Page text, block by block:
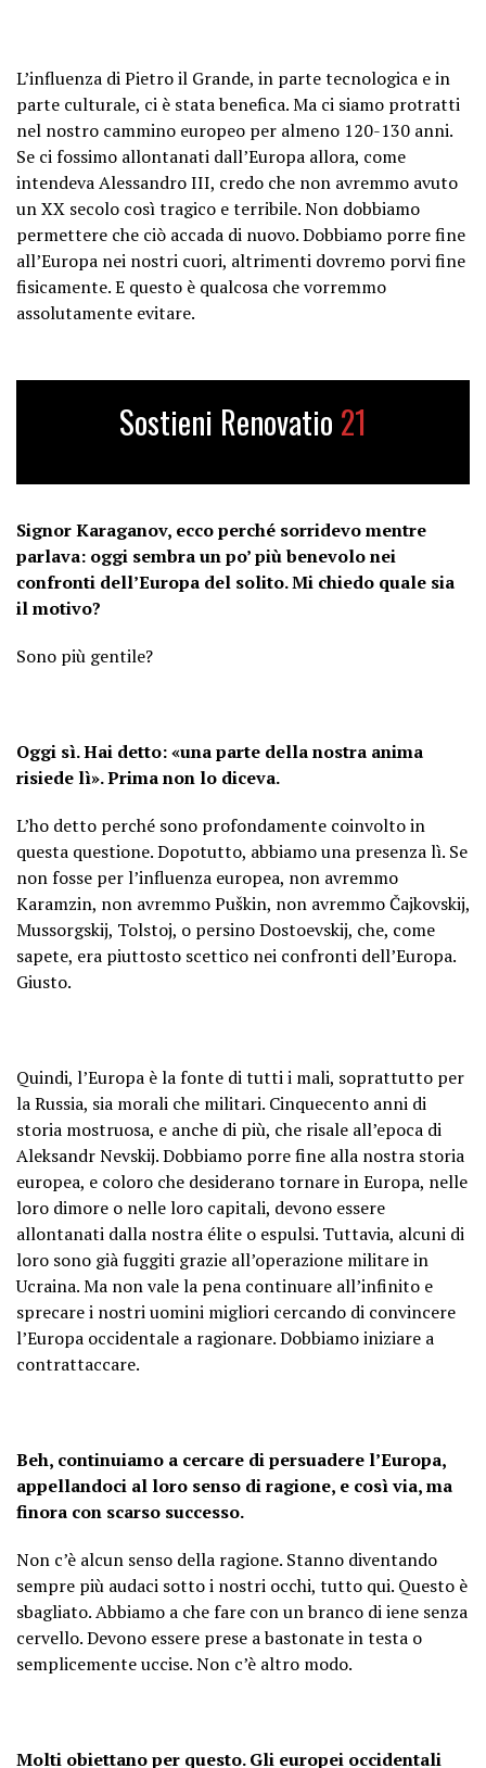
L’influenza di Pietro il Grande, in parte tecnologica e in
parte culturale, ci è stata benefica. Ma ci siamo protratti
nel nostro cammino europeo per almeno 120-130 anni.
Se ci fossimo allontanati dall’Europa allora, come
intendeva Alessandro III, credo che non avremmo avuto
un XX secolo così tragico e terribile. Non dobbiamo
permettere che ciò accada di nuovo. Dobbiamo porre fine
all’Europa nei nostri cuori, altrimenti dovremo porvi fine
fisicamente. E questo è qualcosa che vorremmo
assolutamente evitare.
Sostieni Renovatio 21
Signor Karaganov, ecco perché sorridevo mentre
parlava: oggi sembra un po’ più benevolo nei
confronti dell’Europa del solito. Mi chiedo quale sia
il motivo?
Sono più gentile?
Oggi sì. Hai detto: «una parte della nostra anima
risiede lì». Prima non lo diceva.
L’ho detto perché sono profondamente coinvolto in
questa questione. Dopotutto, abbiamo una presenza lì. Se
non fosse per l’influenza europea, non avremmo
Karamzin, non avremmo Puškin, non avremmo Čajkovskij,
Mussorgskij, Tolstoj, o persino Dostoevskij, che, come
sapete, era piuttosto scettico nei confronti dell’Europa.
Giusto.
Quindi, l’Europa è la fonte di tutti i mali, soprattutto per
la Russia, sia morali che militari. Cinquecento anni di
storia mostruosa, e anche di più, che risale all’epoca di
Aleksandr Nevskij. Dobbiamo porre fine alla nostra storia
europea, e coloro che desiderano tornare in Europa, nelle
loro dimore o nelle loro capitali, devono essere
allontanati dalla nostra élite o espulsi. Tuttavia, alcuni di
loro sono già fuggiti grazie all’operazione militare in
Ucraina. Ma non vale la pena continuare all’infinito e
sprecare i nostri uomini migliori cercando di convincere
l’Europa occidentale a ragionare. Dobbiamo iniziare a
contrattaccare.
Beh, continuiamo a cercare di persuadere l’Europa,
appellandoci al loro senso di ragione, e così via, ma
finora con scarso successo.
Non c’è alcun senso della ragione. Stanno diventando
sempre più audaci sotto i nostri occhi, tutto qui. Questo è
sbagliato. Abbiamo a che fare con un branco di iene senza
cervello. Devono essere prese a bastonate in testa o
semplicemente uccise. Non c’è altro modo.
Molti obiettano per questo. Gli europei occidentali